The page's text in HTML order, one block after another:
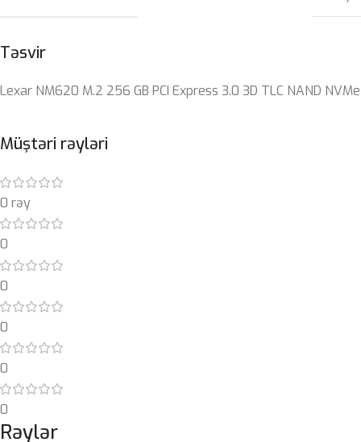
Təsvir
Lexar NM620 M.2 256 GB PCI Express 3.0 3D TLC NAND NVMe
Müştəri rəyləri
0 rəy
0
0
0
0
0
Rəylər